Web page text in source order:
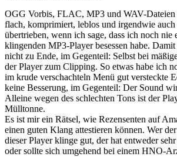
OGG Vorbis, FLAC, MP3 und WAV-Dateien
flach, komprimiert, leblos und irgendwie
übertrieben, wenn ich sage, dass ich noch nie
klingenden MP3-Player besessen habe.
nicht zu Ende, im Gegenteil: Selbst bei
der Player zum Clipping. So etwas habe ich
im krude verschachteln Menü gut versteckte
keine Besserung, im Gegenteil: Der Sound
Alleine wegen des schlechten Tons ist der
Mülltonne.
Es ist mir ein Rätsel, wie Rezensenten auf
einen guten Klang attestieren können. Wer
dieser Player klinge gut, der hat entweder
oder sollte sich umgehend bei einem HNO-